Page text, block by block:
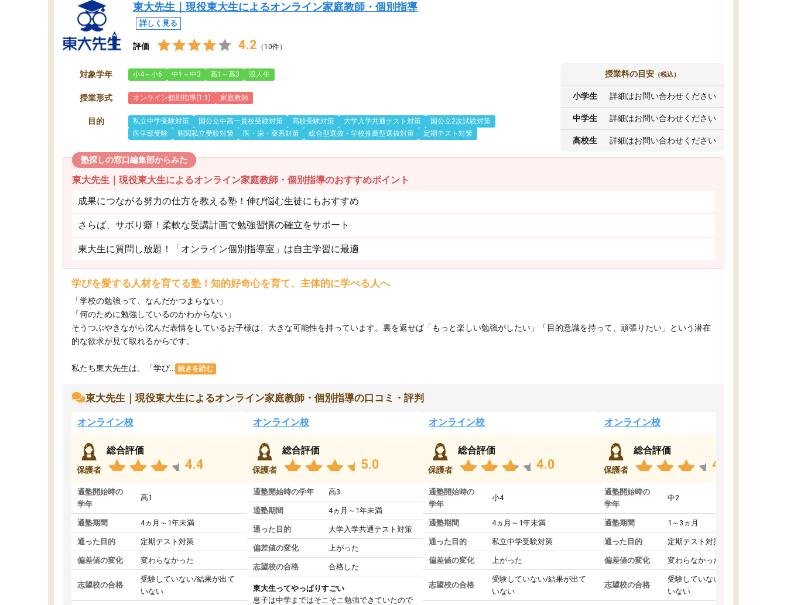
東大先生｜現役東大生によるオンライン家庭教師・個別指導
詳しく見る
評価 4.2 （10件）
対象学年 小4～小6 中1～中3 高1～高3 浪人生
授業形式 オンライン個別指導(1:1) 家庭教師
目的 私立中学受験対策 国公立中高一貫校受験対策 高校受験対策 大学入学共通テスト対策
国公立2次試験対策
医学部受験
難関私立受験対策 医・歯・薬系対策 総合型選抜・学校推薦型選抜対策 定期テスト対策
授業料の目安 （税込）
小学生 詳細はお問い合わせください
中学生 詳細はお問い合わせください
高校生 詳細はお問い合わせください
塾探しの窓口編集部からみた
東大先生｜現役東大生によるオンライン家庭教師・個別指導のおすすめポイント
成果につながる努力の仕方を教える塾！伸び悩む生徒にもおすすめ
さらば、サボり癖！柔軟な受講計画で勉強習慣の確立をサポート
東大生に質問し放題！「オンライン個別指導室」は自主学習に最適
学びを愛する人材を育てる塾！知的好奇心を育て、主体的に学べる人へ
「学校の勉強って、なんだかつまらない」
「何のために勉強しているのかわからない」
そうつぶやきながら沈んだ表情をしているお子様は、大きな可能性を持っています。裏を返せば「もっと楽しい勉強がしたい」「目的意識を持って、頑張りたい」という潜在
的な欲求が見て取れるからです。
私たち東大先生は、「学び... 続きを読む
東大先生｜現役東大生によるオンライン家庭教師・個別指導の口コミ・評判
オンライン校
保護者
総合評価
4.4
通塾開始時の
学年
高1
通塾期間 4ヵ月～1年未満
通った目的 定期テスト対策
偏差値の変化 変わらなかった
志望校の合格
受験していない/結果が出て
いない
オンライン校
保護者
総合評価
5.0
通塾開始時の学年 高3
通塾期間 4ヵ月～1年未満
通った目的 大学入学共通テスト対策
偏差値の変化 上がった
志望校の合格 合格した
東大生ってやっぱりすごい
息子は中学まではそこそこ勉強できていたので
オンライン校
保護者
総合評価
4.0
通塾開始時の
学年
小4
通塾期間 4ヵ月～1年未満
通った目的 私立中学受験対策
偏差値の変化 上がった
志望校の合格
受験していない/結果が出て
いない
オンライン校
保護者
総合評価
4.4
通塾開始時の
学年
中2
通塾期間 1～3ヵ月
通った目的 定期テスト対策
偏差値の変化 変わらなかった
志望校の合格
受験していない/結果が出て
いない